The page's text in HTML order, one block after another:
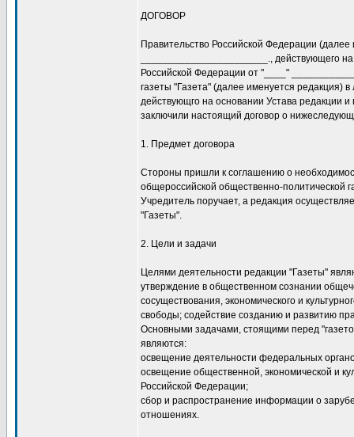
ДОГОВОР
Правительство Российской Федерации
_______________________., действующего
Российской Федерации от "____"
газеты "Газета" (далее именуется редакция)
действующго на основании Устава редакции и
заключили настоящий договор о
1. Предмет договора
Стороны пришли к соглашению о
общероссийской общественно-политической
Учредитель поручает, а редакция
"Газеты".
2. Цели и задачи
Целями деятельности редакции "Газеты"
утверждение в общественном сознании
сосуществования, экономического и
свободы; содействие созданию и развитию
Основными задачами, стоящими перед
являются:
освещение деятельности федеральных
освещение общественной, экономической и
Российской Федерации;
сбор и распространение информации о
отношениях.